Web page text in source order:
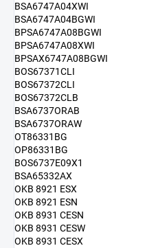
BSA6747A04XWI
BSA6747A04BGWI
BPSA6747A08BGWI
BPSA6747A08XWI
BPSAX6747A08BGWI
BOS67371CLI
BOS67372CLI
BOS67372CLB
BSA6737ORAB
BSA6737ORAW
OT86331BG
OP86331BG
BOS6737E09X1
BSA65332AX
OKB 8921 ESX
OKB 8921 ESN
OKB 8931 CESN
OKB 8931 CESW
OKB 8931 CESX